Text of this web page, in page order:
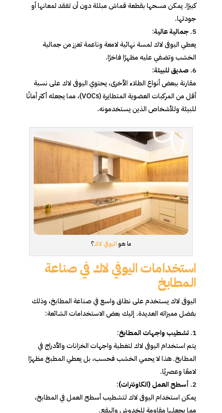
كبيرًا. يمكن مسحها بقطعة قماش مبللة دون أن تفقد لمعانها أو
جودتها.
جمالية عالية:
يعطي اليوفى لاك لمسة نهائية لامعة وناعمة تعزز من جمالية
الخشب وتضفي عليه مظهرًا فاخرًا.
صديق للبيئة:
مقارنة ببعض أنواع الطلاء الأخرى، يحتوي اليوفى لاك على نسبة
أقل من المركبات العضوية المتطايرة (VOCs)، مما يجعله أكثر أمانًا
للبيئة وللأشخاص الذين يستخدمونه.
ما هو اليوفي لاك؟
استخدامات اليوفي لاك في صناعة
المطابخ
اليوفى لاك يستخدم على نطاق واسع في صناعة المطابخ، وذلك
بفضل مميزاته العديدة. إليك بعض الاستخدامات الشائعة:
تشطيب واجهات المطابخ:
يتم استخدام اليوفى لاك لتغطية واجهات الخزانات والأدراج في
المطابخ. هذا لا يحمي الخشب فحسب، بل يعطي المطبخ مظهرًا
لامعًا وعصريًا.
أسطح العمل (الكاونترات):
يمكن استخدام اليوفى لاك لتشطيب أسطح العمل في المطابخ،
مما يجعلها مقاومة للخدوش والبقع.